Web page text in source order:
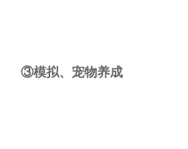
③模拟、宠物养成